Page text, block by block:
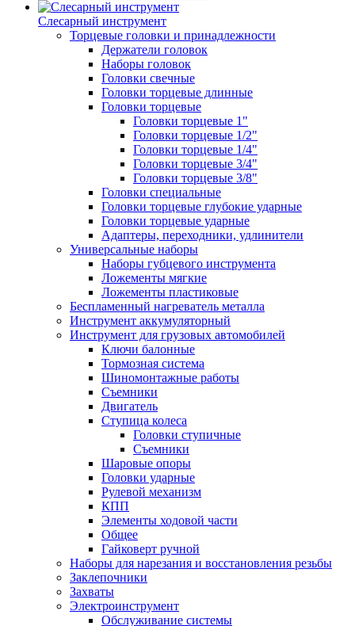
Слесарный инструмент
Торцевые головки и принадлежности
Держатели головок
Наборы головок
Головки свечные
Головки торцевые длинные
Головки торцевые
Головки торцевые 1"
Головки торцевые 1/2"
Головки торцевые 1/4"
Головки торцевые 3/4"
Головки торцевые 3/8"
Головки специальные
Головки торцевые глубокие ударные
Головки торцевые ударные
Адаптеры, переходники, удлинители
Универсальные наборы
Наборы губцевого инструмента
Ложементы мягкие
Ложементы пластиковые
Беспламенный нагреватель металла
Инструмент аккумуляторный
Инструмент для грузовых автомобилей
Ключи балонные
Тормозная система
Шиномонтажные работы
Cъемники
Двигатель
Ступица колеса
Головки ступичные
Cъемники
Шаровые опоры
Головки ударные
Рулевой механизм
КПП
Элементы ходовой части
Общее
Гайковерт ручной
Наборы для нарезания и восстановления резьбы
Заклепочники
Захваты
Электроинструмент
Обслуживание системы